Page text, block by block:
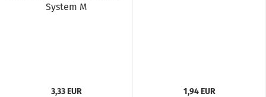
System M
3,33 EUR 1,94 EUR